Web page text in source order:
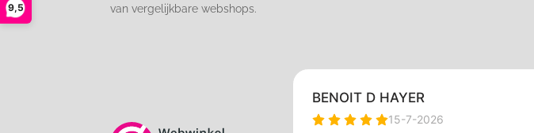
9,5
van vergelijkbare webshops.